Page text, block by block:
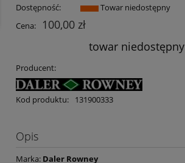
Dostępność:
Towar niedostępny
Cena:
100,00 zł
towar niedostępny
Producent:
Kod produktu: 131900333
Opis
Marka: Daler Rowney